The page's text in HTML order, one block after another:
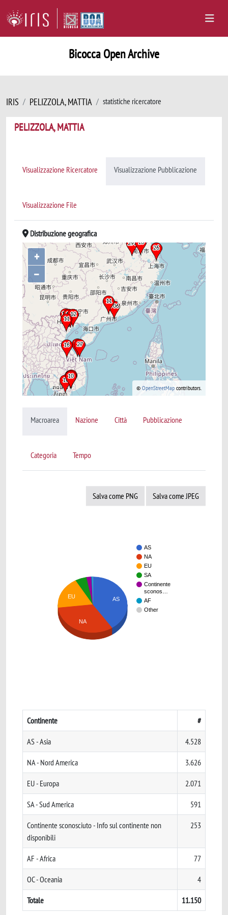
Bicocca Open Archive
IRIS PELIZZOLA, MATTIA statistiche ricercatore
PELIZZOLA, MATTIA
Visualizzazione Ricercatore Visualizzazione Pubblicazione
Visualizzazione File
Distribuzione geografica
+
–
© OpenStreetMap contributors.
Macroarea Nazione Città Pubblicazione
Categoria Tempo
Salva come PNG Salva come JPEG
AS
NA
EU
SA
Continente
sconos…
AF
Other
AS
EU
NA
Continente #
AS - Asia 4.528
NA - Nord America 3.626
EU - Europa 2.071
SA - Sud America 591
Continente sconosciuto - Info sul continente non
disponibili
253
AF - Africa 77
OC - Oceania 4
Totale 11.150